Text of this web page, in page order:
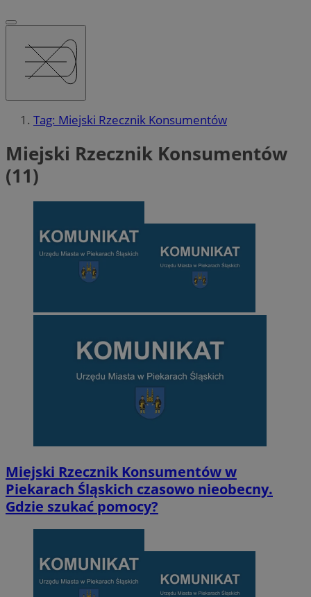
Tag: Miejski Rzecznik Konsumentów
Miejski Rzecznik Konsumentów
(11)
Miejski Rzecznik Konsumentów w
Piekarach Śląskich czasowo nieobecny.
Gdzie szukać pomocy?